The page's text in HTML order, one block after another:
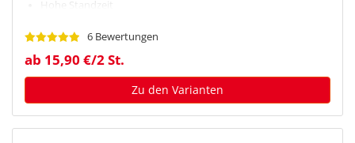
Hohe Standzeit
6 Bewertungen
ab 15,90 €/2 St.
Zu den Varianten